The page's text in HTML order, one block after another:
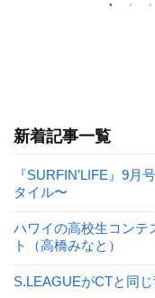
新着記事一覧
『SURFIN’LIFE』9
タイル〜
ハワイの高校生コンテ
ト（高橋みなと）
S.LEAGUEがCTと同